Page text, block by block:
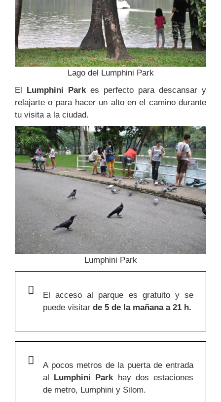
Lago del Lumphini Park
El Lumphini Parkes perfecto para descansar y
relajarte o para hacer un alto en el camino durante
tu visita a la ciudad.
Lumphini Park
El acceso al parque es gratuito y se
puede visitar de 5 de la mañana a 21 h.
A pocos metros de la puerta de entrada
al
Lumphini Parkhay dos estaciones
de metro, Lumphini y Silom.